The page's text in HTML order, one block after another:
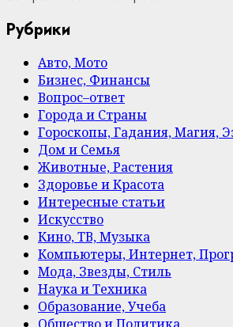
Рубрики
Авто, Мото
Бизнес, Финансы
Вопрос–ответ
Города и Страны
Гороскопы, Гадания, Магия,
Дом и Семья
Животные, Растения
Здоровье и Красота
Интересные статьи
Искусство
Кино, ТВ, Музыка
Компьютеры, Интернет,
Мода, Звезды, Стиль
Наука и Техника
Образование, Учеба